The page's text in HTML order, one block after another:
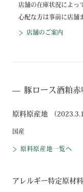
店舗の在庫状況によっ
心配な方は事前に店舗
店舗のご案内
豚ロース酒粕
原料原産地 （2023.3.1
国産
原料原産地一覧へ
アレルギー特定原材